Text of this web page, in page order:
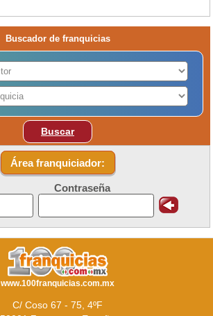
Buscador de franquicias
Buscar
Área franquiciador:
Contraseña
www.100franquicias.com.mx
C/ Coso 67 - 75, 4ºF